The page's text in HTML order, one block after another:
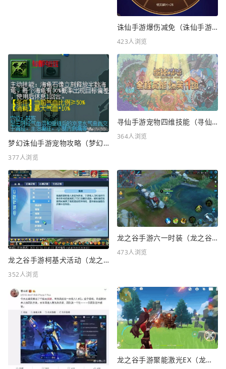
诛仙手游爆伤减免（诛仙手游爆伤减免重要吗）
423人浏览
梦幻诛仙手游宠物攻略（梦幻诛仙手游宠物攻略最新）
377人浏览
寻仙手游宠物四维技能（寻仙手游宠物四维技能怎么升级）
364人浏览
龙之谷手游柯基犬活动（龙之谷KFC联动）
352人浏览
龙之谷手游六一时装（龙之谷手游六一时装怎么样）
473人浏览
龙之谷手游聚能激光EX（龙之谷FC）